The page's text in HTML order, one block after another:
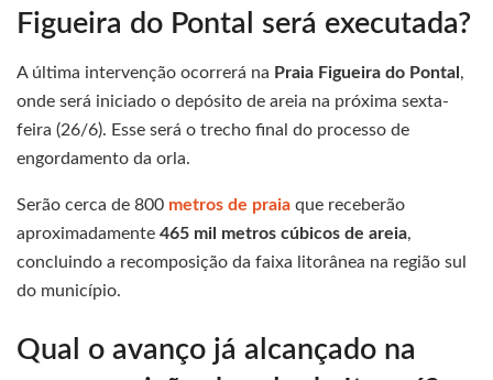
Figueira do Pontal será executada?
A última intervenção ocorrerá na Praia Figueira do Pontal ,
onde será iniciado o depósito de areia na próxima sexta-
feira (26/6). Esse será o trecho final do processo de
engordamento da orla.
Serão cerca de 800 metros de praia que receberão
aproximadamente 465 mil metros cúbicos de areia,
concluindo a recomposição da faixa litorânea na região sul
do município.
Qual o avanço já alcançado na